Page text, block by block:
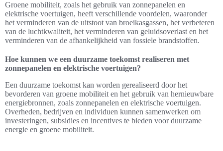
Groene mobiliteit, zoals het gebruik van zonnepanelen en
elektrische voertuigen, heeft verschillende voordelen, waaronder
het verminderen van de uitstoot van broeikasgassen, het verbeteren
van de luchtkwaliteit, het verminderen van geluidsoverlast en het
verminderen van de afhankelijkheid van fossiele brandstoffen.
Hoe kunnen we een duurzame toekomst realiseren met
zonnepanelen en elektrische voertuigen?
Een duurzame toekomst kan worden gerealiseerd door het
bevorderen van groene mobiliteit en het gebruik van hernieuwbare
energiebronnen, zoals zonnepanelen en elektrische voertuigen.
Overheden, bedrijven en individuen kunnen samenwerken om
investeringen, subsidies en incentives te bieden voor duurzame
energie en groene mobiliteit.